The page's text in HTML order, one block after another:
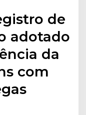
de
adotado
da
com